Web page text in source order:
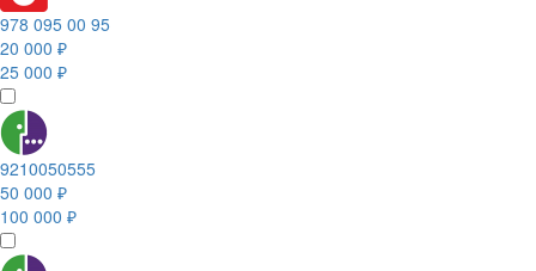
978 095 00 95
20 000 ₽
25 000 ₽
9210050555
50 000 ₽
100 000 ₽